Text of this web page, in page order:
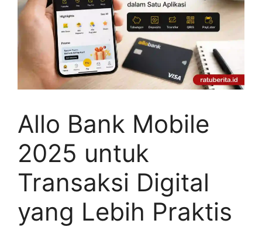
Allo Bank Mobile
2025 untuk
Transaksi Digital
yang Lebih Praktis